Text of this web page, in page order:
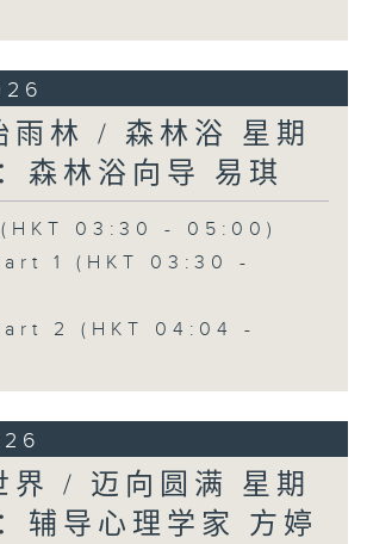
雨林 / 森林浴 星期
森林浴向导 易琪
03:30 - 05:00)
1 (HKT 03:30 -
2 (HKT 04:04 -
界 / 迈向圆满 星期
辅导心理学家 方婷